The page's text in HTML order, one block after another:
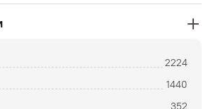
2224
1440
352